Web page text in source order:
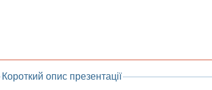
Короткий опис презентації